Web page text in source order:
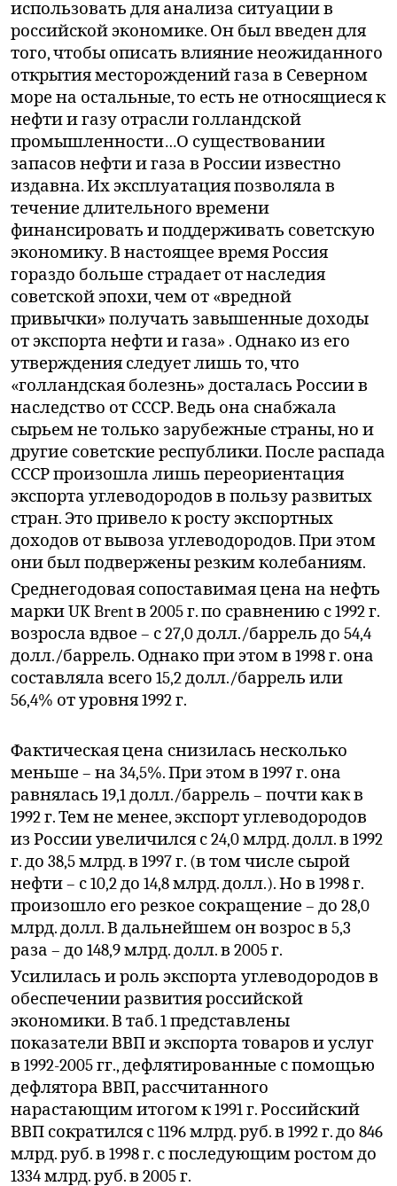
использовать для анализа ситуации в
российской экономике. Он был введен для
того, чтобы описать влияние неожиданного
открытия месторождений газа в Северном
море на остальные, то есть не относящиеся к
нефти и газу отрасли голландской
промышленности…О существовании
запасов нефти и газа в России известно
издавна. Их эксплуатация позволяла в
течение длительного времени
финансировать и поддерживать советскую
экономику. В настоящее время Россия
гораздо больше страдает от наследия
советской эпохи, чем от «вредной
привычки» получать завышенные доходы
от экспорта нефти и газа» . Однако из его
утверждения следует лишь то, что
«голландская болезнь» досталась России в
наследство от СССР. Ведь она снабжала
сырьем не только зарубежные страны, но и
другие советские республики. После распада
СССР произошла лишь переориентация
экспорта углеводородов в пользу развитых
стран. Это привело к росту экспортных
доходов от вывоза углеводородов. При этом
они был подвержены резким колебаниям.
Среднегодовая сопоставимая цена на нефть
марки UK Brent в 2005 г. по сравнению с 1992 г.
возросла вдвое – с 27,0 долл./баррель до 54,4
долл./баррель. Однако при этом в 1998 г. она
составляла всего 15,2 долл./баррель или
56,4% от уровня 1992 г.
Фактическая цена снизилась несколько
меньше – на 34,5%. При этом в 1997 г. она
равнялась 19,1 долл./баррель – почти как в
1992 г. Тем не менее, экспорт углеводородов
из России увеличился с 24,0 млрд. долл. в 1992
г. до 38,5 млрд. в 1997 г. (в том числе сырой
нефти – с 10,2 до 14,8 млрд. долл.). Но в 1998 г.
произошло его резкое сокращение – до 28,0
млрд. долл. В дальнейшем он возрос в 5,3
раза – до 148,9 млрд. долл. в 2005 г.
Усилилась и роль экспорта углеводородов в
обеспечении развития российской
экономики. В таб. 1 представлены
показатели ВВП и экспорта товаров и услуг
в 1992-2005 гг., дефлятированные с помощью
дефлятора ВВП, рассчитанного
нарастающим итогом к 1991 г. Российский
ВВП сократился с 1196 млрд. руб. в 1992 г. до 846
млрд. руб. в 1998 г. с последующим ростом до
1334 млрд. руб. в 2005 г.